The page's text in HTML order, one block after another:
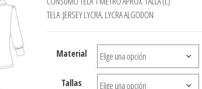
precios:
$3.290
hasta
$7.900
TELA :JERSEY LYCRA, LYCRA ALGODON
Material
Tallas